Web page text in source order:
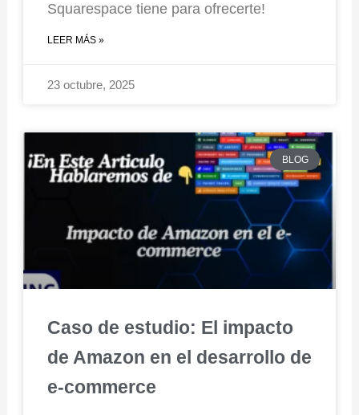
Squarespace tiene para ofrecerte!
LEER MÁS »
23 octubre, 2025
BLOG
Caso de estudio: El impacto
de Amazon en el desarrollo de
e-commerce